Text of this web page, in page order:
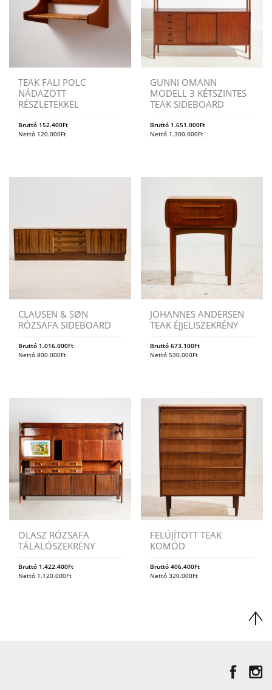
TEAK FALI POLC
NÁDAZOTT
RÉSZLETEKKEL
Bruttó 152.400Ft
Nettó 120.000Ft
GUNNI OMANN
MODELL 3 KÉTSZINTES
TEAK SIDEBOARD
Bruttó 1.651.000Ft
Nettó 1.300.000Ft
CLAUSEN & SØN
RÓZSAFA SIDEBOARD
Bruttó 1.016.000Ft
Nettó 800.000Ft
JOHANNES ANDERSEN
TEAK ÉJJELISZEKRÉNY
Bruttó673.100Ft
Nettó530.000Ft
OLASZ RÓZSAFA
TÁLALÓSZEKRÉNY
Bruttó 1.422.400Ft
Nettó 1.120.000Ft
FELÚJÍTOTT TEAK
KOMÓD
Bruttó406.400Ft
Nettó320.000Ft